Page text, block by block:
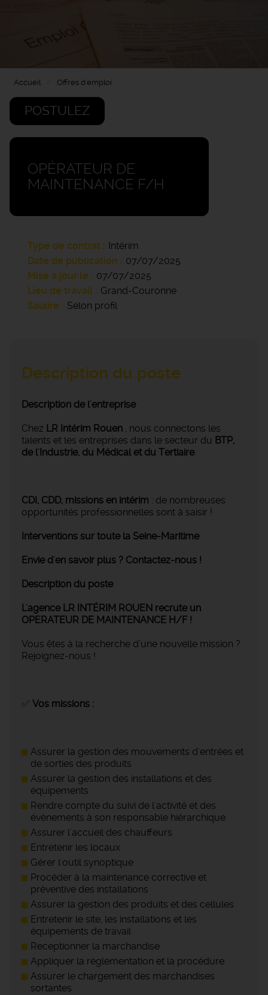
Accueil Offres d'emploi
POSTULEZ
OPÉRATEUR DE
MAINTENANCE F/H
Type de contrat
Intérim
Date de publication
07/07/2025
Mise à jour le
07/07/2025
Lieu de travail
Grand-Couronne
Salaire
Selon profil
Description du poste
Description de l'entreprise
Chez LR Intérim Rouen , nous connectons les
talents et les entreprises dans le secteur du BTP,
de l'Industrie, du Médical et du Tertiaire.
CDI, CDD, missions en intérim : de nombreuses
opportunités professionnelles sont à saisir !
Interventions sur toute la Seine-Maritime
Envie d'en savoir plus ? Contactez-nous !
Description du poste
L'agence LR INTÉRIM ROUEN recrute un
OPERATEUR DE MAINTENANCE H/F !
Vous êtes à la recherche d’une nouvelle mission ?
Rejoignez-nous !
✅ Vos missions :
Assurer la gestion des mouvements d'entrées et
de sorties des produits
Assurer la gestion des installations et des
équipements
Rendre compte du suivi de l'activité et des
évènements à son responsable hiérarchique
Assurer l'accueil des chauffeurs
Entretenir les locaux
Gérer l'outil synoptique
Procéder à la maintenance corrective et
préventive des installations
Assurer la gestion des produits et des cellules
Entretenir le site, les installations et les
équipements de travail
Receptionner la marchandise
Appliquer la réglementation et la procédure
Assurer le chargement des marchandises
sortantes